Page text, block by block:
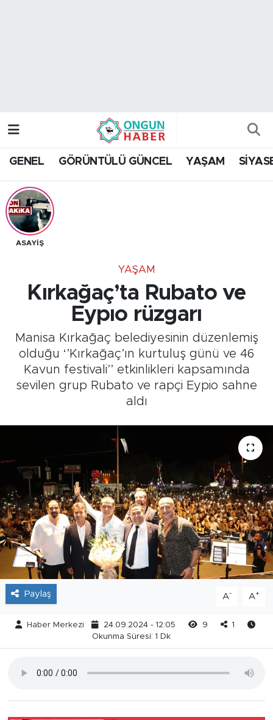
GENEL GÖRÜNTÜLÜ GÜNCEL YAŞAM
ASAYİŞ
YAŞAM
Kırkağaç’ta Rubato ve
Eypıo rüzgarı
Manisa Kırkağaç belediyesinin düzenlemiş
olduğu ‘’Kırkağaç’ın kurtuluş günü ve 46
Kavun festivali’’ etkinlikleri kapsamında
sevilen grup Rubato ve rapçi Eypio sahne
aldı
Paylaş A- A+
Haber Merkezi 24.09.2024 - 12:05 9
1
Okunma Süresi: 1 Dk
Trafik Durumu
Tüm Manşetler
Son Dakika Haberleri